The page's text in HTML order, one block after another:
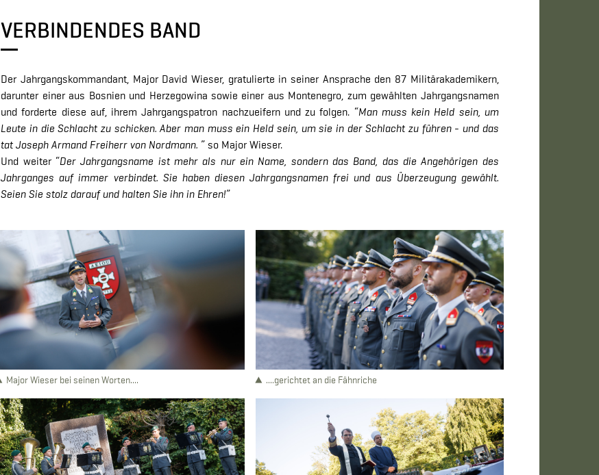
VERBINDENDES BAND
Der Jahrgangskommandant, Major David Wieser, gratulierte in seiner Ansprache den 87 Militärakademikern,
darunter einer aus Bosnien und Herzegowina sowie einer aus Montenegro, zum gewählten Jahrgangsnamen
und forderte diese auf, ihrem Jahrgangspatron nachzueifern und zu folgen. “Man muss kein Held sein, um
Leute in die Schlacht zu schicken. Aber man muss ein Held sein, um sie in der Schlacht zu führen - und das
tat Joseph Armand Freiherr von Nordmann.” so Major Wieser.
Und weiter “Der Jahrgangsname ist mehr als nur ein Name, sondern das Band, das die Angehörigen des
Jahrganges auf immer verbindet. Sie haben diesen Jahrgangsnamen frei und aus Überzeugung gewählt.
Seien Sie stolz darauf und halten Sie ihn in Ehren!”
Major Wieser bei seinen Worten.... ....gerichtet an die Fähnriche